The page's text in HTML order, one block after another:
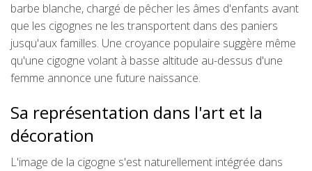
barbe blanche, chargé de pêcher les âmes d'enfants avant
que les cigognes ne les transportent dans des paniers
jusqu'aux familles. Une croyance populaire suggère même
qu'une cigogne volant à basse altitude au-dessus d'une
femme annonce une future naissance.
Sa représentation dans l'art et la
décoration
L'image de la cigogne s'est naturellement intégrée dans